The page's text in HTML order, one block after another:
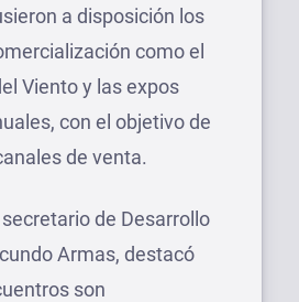
a disposición los
como el
Viento y las expos
con el objetivo de
de venta.
de Desarrollo
Armas, destacó
son